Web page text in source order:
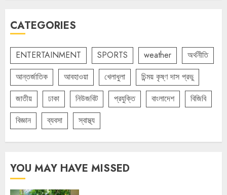
CATEGORIES
ENTERTAINMENT SPORTS weather
অর্থনীতি
আন্তর্জাতিক
আবহাওয়া খেলাধুলা
চিন্ময় কৃষ্ণ দাস প্রভু
জাতীয়
ঢাকা নিউজবিট প্রযুক্তি বাংলাদেশ
বিজিবি
বিজ্ঞান
ব্যবসা স্বাস্থ্য
YOU MAY HAVE MISSED